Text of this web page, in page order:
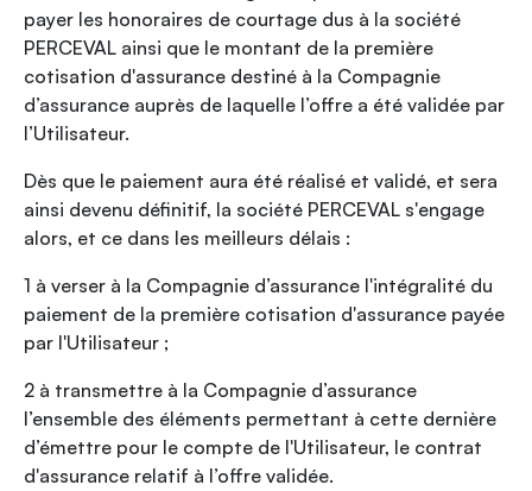
payer les honoraires de courtage dus à la société
PERCEVAL ainsi que le montant de la première
cotisation d'assurance destiné à la Compagnie
d’assurance auprès de laquelle l’offre a été validée par
l’Utilisateur.
Dès que le paiement aura été réalisé et validé, et sera
ainsi devenu définitif, la société PERCEVAL s'engage
alors, et ce dans les meilleurs délais :
1 à verser à la Compagnie d’assurance l'intégralité du
paiement de la première cotisation d'assurance payée
par l'Utilisateur ;
2 à transmettre à la Compagnie d’assurance
l’ensemble des éléments permettant à cette dernière
d’émettre pour le compte de l'Utilisateur, le contrat
d'assurance relatif à l’offre validée.